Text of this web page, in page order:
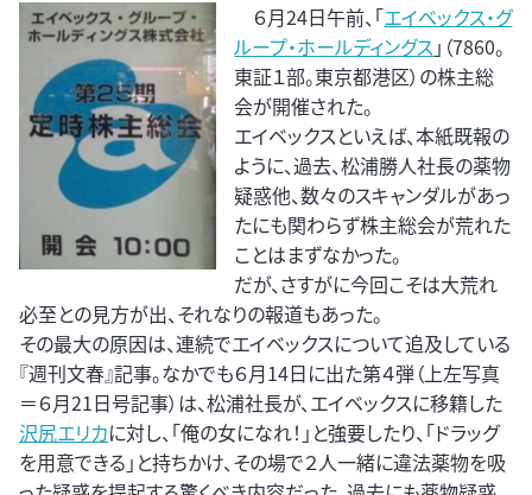
６月24日午前、「エイベックス・グ
ループ・ホールディングス 」（7860。
東証１部。東京都港区）の株主総
会が開催された。
エイベックスといえば、本紙既報の
ように、過去、松浦勝人社長の薬物
疑惑他、数々のスキャンダルがあっ
たにも関わらず株主総会が荒れた
ことはまずなかった。
だが、さすがに今回こそは大荒れ
必至との見方が出、それなりの報道もあった。
その最大の原因は、連続でエイベックスについて追及している
『週刊文春』記事。なかでも６月14日に出た第４弾（上左写真
＝６月21日号記事）は、松浦社長が、エイベックスに移籍した
沢尻エリカに対し、「俺の女になれ！」と強要したり、「ドラッグ
を用意できる」と持ちかけ、その場で２人一緒に違法薬物を吸